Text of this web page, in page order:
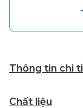
Thông tin chi
Chất liệu